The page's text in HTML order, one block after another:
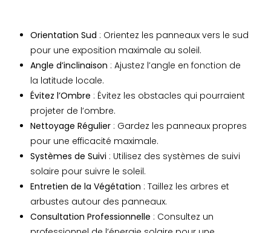
Orientation Sud : Orientez les panneaux vers le sud
pour une exposition maximale au soleil.
Angle d’inclinaison : Ajustez l’angle en fonction de
la latitude locale.
Évitez l’Ombre : Évitez les obstacles qui pourraient
projeter de l’ombre.
Nettoyage Régulier : Gardez les panneaux propres
pour une efficacité maximale.
Systèmes de Suivi : Utilisez des systèmes de suivi
solaire pour suivre le soleil.
Entretien de la Végétation : Taillez les arbres et
arbustes autour des panneaux.
Consultation Professionnelle : Consultez un